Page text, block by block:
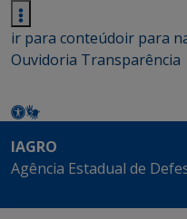
ir para conteúdoir para
Ouvidoria Transparência
IAGRO
Agência Estadual de